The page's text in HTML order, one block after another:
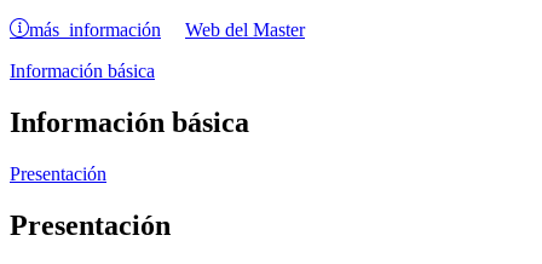
más información
Web del Master
Información básica
Información básica
Presentación
Presentación